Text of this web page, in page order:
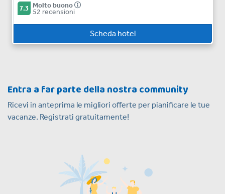
7.3 Molto buono
52 recensioni
Scheda hotel
Entra a far parte della nostra community
Ricevi in anteprima le migliori offerte per pianificare le tue
vacanze. Registrati gratuitamente!